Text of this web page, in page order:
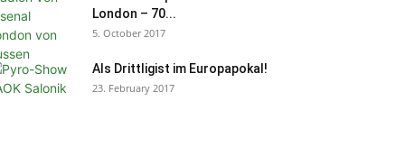
London – 70...
5. October 2017
Als Drittligist im Europapokal!
23. February 2017